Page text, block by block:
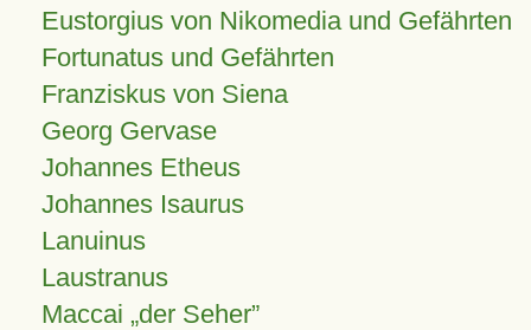
Eustorgius von Nikomedia und Gefährten
Fortunatus und Gefährten
Franziskus von Siena
Georg Gervase
Johannes Etheus
Johannes Isaurus
Lanuinus
Laustranus
Maccai „der Seher”